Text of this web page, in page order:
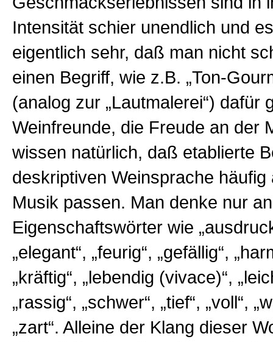
Intensität schier unendlich und
eigentlich sehr, daß man nicht
einen Begriff, wie z.B. „Ton-
(analog zur „Lautmalerei“) dafür
Weinfreunde, die Freude an der
wissen natürlich, daß etablierte
deskriptiven Weinsprache häufig
Musik passen. Man denke nur an
Eigenschaftswörter wie
„elegant“, „feurig“, „gefällig“,
„kräftig“, „lebendig (vivace)“,
„rassig“, „schwer“, „tief“, „voll“,
„zart“. Alleine der Klang dieser